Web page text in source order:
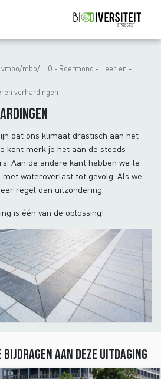
mbo/LLO - Roermond - Heerlen -
verhardingen
dat ons klimaat drastisch aan het
kant merk je het aan de steeds
Aan de andere kant hebben we te
wateroverlast tot gevolg. Als we
regel dan uitzondering.
is één van de oplossing!
aan deze uitdaging